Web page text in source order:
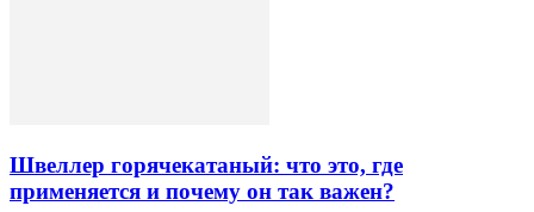
Швеллер горячекатаный: что это, где
применяется и почему он так важен?